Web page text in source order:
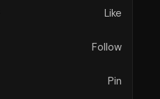
Like
Follow
Pin